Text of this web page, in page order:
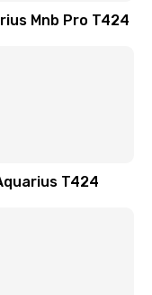
Mnb Pro T424
T424